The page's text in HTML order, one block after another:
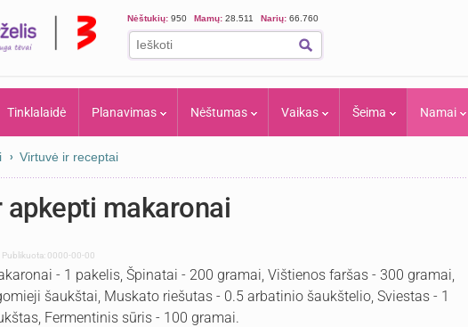
Nėštukių: 950 Mamų: 28.511 Narių: 66.760
Tinklalaidė Planavimas Nėštumas Vaikas Šeima Namai
Virtuvė ir receptai
apkepti makaronai
Publikuota: 0000-00-00
- 1 pakelis, Špinatai - 200 gramai, Vištienos faršas - 300 gramai,
šaukštai, Muskato riešutas - 0.5 arbatinio šaukštelio, Sviestas - 1
Fermentinis sūris - 100 gramai.